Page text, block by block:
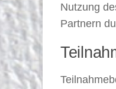
Nutzung
Partnern